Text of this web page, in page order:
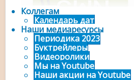
Коллегам
Календарь дат
Наши медиаресурсы
Периодика 2023
Буктрейлеры
Видеоролики
Мы на Youtube
Наши акции на Youtube